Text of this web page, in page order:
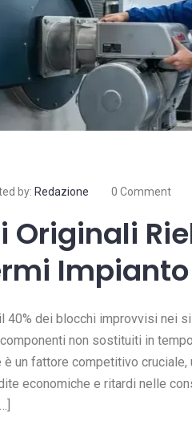
by: Redazione 0 Comment
Originali
Impianto
40% dei blocchi improvvisi nei
non sostituiti in
è un fattore competitivo
economiche e ritardi nelle